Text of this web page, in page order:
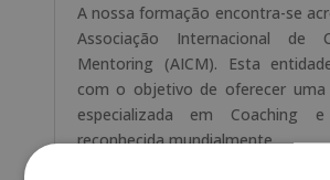
A nossa formação encontra-se
Associação Internacional de
Mentoring (AICM). Esta
com o objetivo de oferecer uma
especializada em Coaching
reconhecida mundialmente.